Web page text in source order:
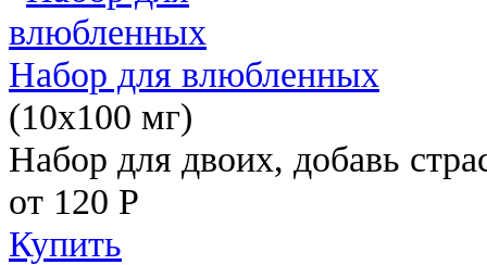
Набор для влюбленных
(10х100 мг)
Набор для двоих, добавь
от 120 Р
Купить